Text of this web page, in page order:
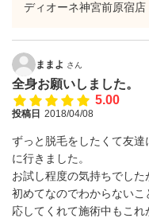
ディオーネ神宮前原宿店
ままよ さん
全身お願いしました。
5.00
投稿日 2018/04/08
ずっと脱毛をしたくて友
に行きました。
お試し程度の気持ちでした
初めてなのでわからない
応してくれて施術中もこ